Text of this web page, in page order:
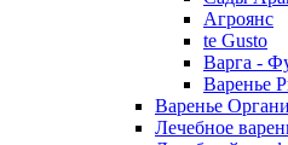
Агроянс
te Gusto
Варга -
Варенье
Варенье
Лечебное